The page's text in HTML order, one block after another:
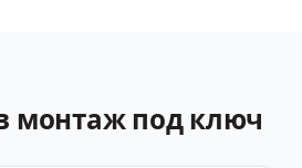
монтаж под ключ